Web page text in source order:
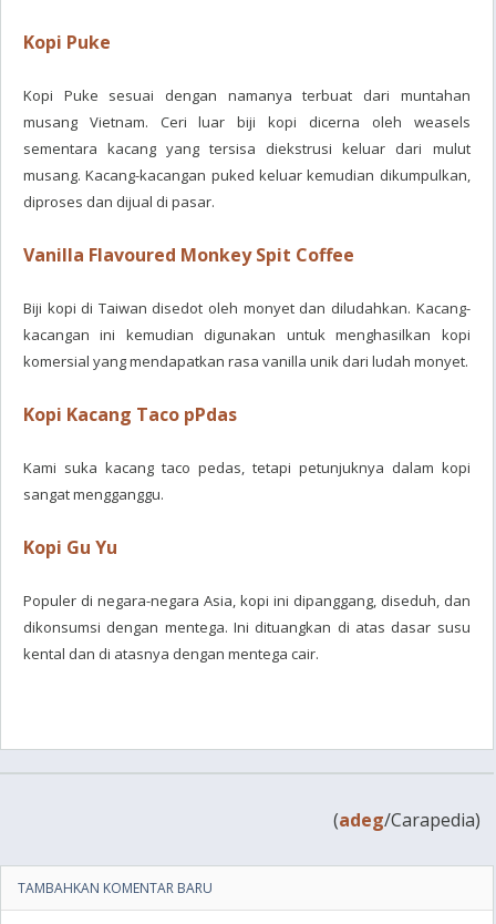
Kopi Puke
Kopi Puke sesuai dengan namanya terbuat dari muntahan
musang Vietnam. Ceri luar biji kopi dicerna oleh weasels
sementara kacang yang tersisa diekstrusi keluar dari mulut
musang. Kacang-kacangan puked keluar kemudian dikumpulkan,
diproses dan dijual di pasar.
Vanilla Flavoured Monkey Spit Coffee
Biji kopi di Taiwan disedot oleh monyet dan diludahkan. Kacang-
kacangan ini kemudian digunakan untuk menghasilkan kopi
komersial yang mendapatkan rasa vanilla unik dari ludah monyet.
Kopi Kacang Taco pPdas
Kami suka kacang taco pedas, tetapi petunjuknya dalam kopi
sangat mengganggu.
Kopi Gu Yu
Populer di negara-negara Asia, kopi ini dipanggang, diseduh, dan
dikonsumsi dengan mentega. Ini dituangkan di atas dasar susu
kental dan di atasnya dengan mentega cair.
(adeg/Carapedia)
TAMBAHKAN KOMENTAR BARU